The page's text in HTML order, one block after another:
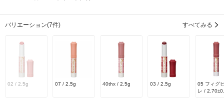
バリエーション(7件) すべてみる
02 / 2.5g 07 / 2.5g 40thx / 2.5g 03 / 2.5g
05 フィグ
レ /